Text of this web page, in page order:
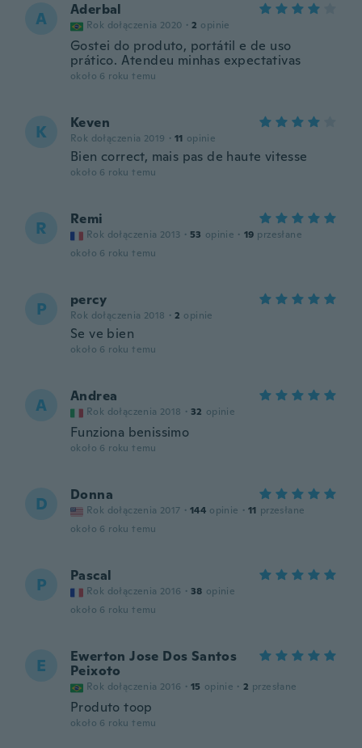
A Aderbal
Rok dołączenia 2020 · 2 opinie
Gostei do produto, portátil e de uso
prático. Atendeu minhas expectativas
około 6 roku temu
K Keven
Rok dołączenia 2019 · 11 opinie
Bien correct, mais pas de haute vitesse
około 6 roku temu
R Remi
Rok dołączenia 2013 · 53 opinie · 19 przesłane
około 6 roku temu
P percy
Rok dołączenia 2018 · 2 opinie
Se ve bien
około 6 roku temu
A Andrea
Rok dołączenia 2018 · 32 opinie
Funziona benissimo
około 6 roku temu
D Donna
Rok dołączenia 2017 · 144 opinie · 11 przesłane
około 6 roku temu
P Pascal
Rok dołączenia 2016 · 38 opinie
około 6 roku temu
E
Ewerton Jose Dos Santos
Peixoto
Rok dołączenia 2016 · 15 opinie · 2 przesłane
Produto toop
około 6 roku temu